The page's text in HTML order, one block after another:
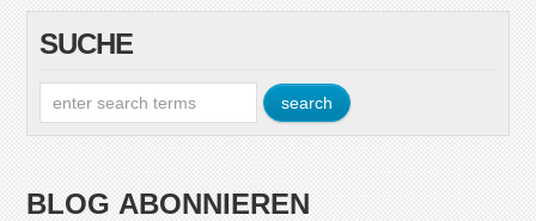
SUCHE
BLOG ABONNIEREN